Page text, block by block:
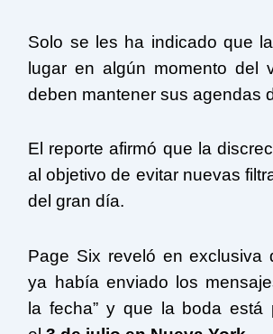
Solo se les ha indicado que
lugar en algún momento del
deben mantener sus agendas
El reporte afirmó que la
al objetivo de evitar nuevas
del gran día.
Page Six reveló en exclusiva
ya había enviado los
la fecha” y que la boda está